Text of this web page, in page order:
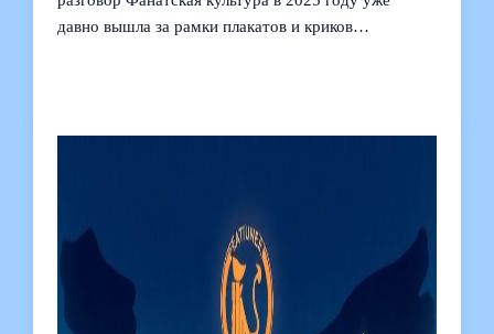
давно вышла за рамки плакатов и криков…